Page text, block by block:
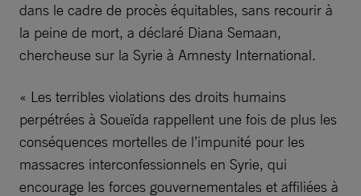
dans le cadre de procès équitables, sans recourir à
la peine de mort, a déclaré Diana Semaan,
chercheuse sur la Syrie à Amnesty International.
« Les terribles violations des droits humains
perpétrées à Soueïda rappellent une fois de plus les
conséquences mortelles de l’impunité pour les
massacres interconfessionnels en Syrie, qui
encourage les forces gouvernementales et affiliées à